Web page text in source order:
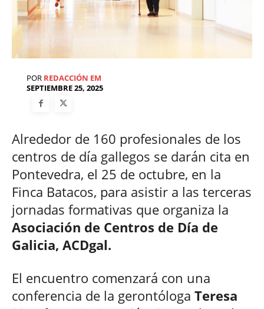
POR REDACCIÓN EM
SEPTIEMBRE 25, 2025
Alrededor de 160 profesionales de los
centros de día gallegos se darán cita en
Pontevedra, el 25 de octubre, en la
Finca Batacos, para asistir a las terceras
jornadas formativas que organiza la
Asociación de Centros de Día de
Galicia, ACDgal.
El encuentro comenzará con una
conferencia de la gerontóloga Teresa